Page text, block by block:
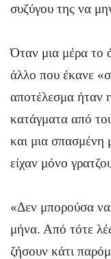
συζύγου της να
Όταν μια μέρα το
άλλο που έκανε
αποτέλεσμα ήταν
κατάγματα από
και μια σπασμένη
είχαν μόνο
«Δεν μπορούσα
μήνα. Από τότε
ζήσουν κάτι